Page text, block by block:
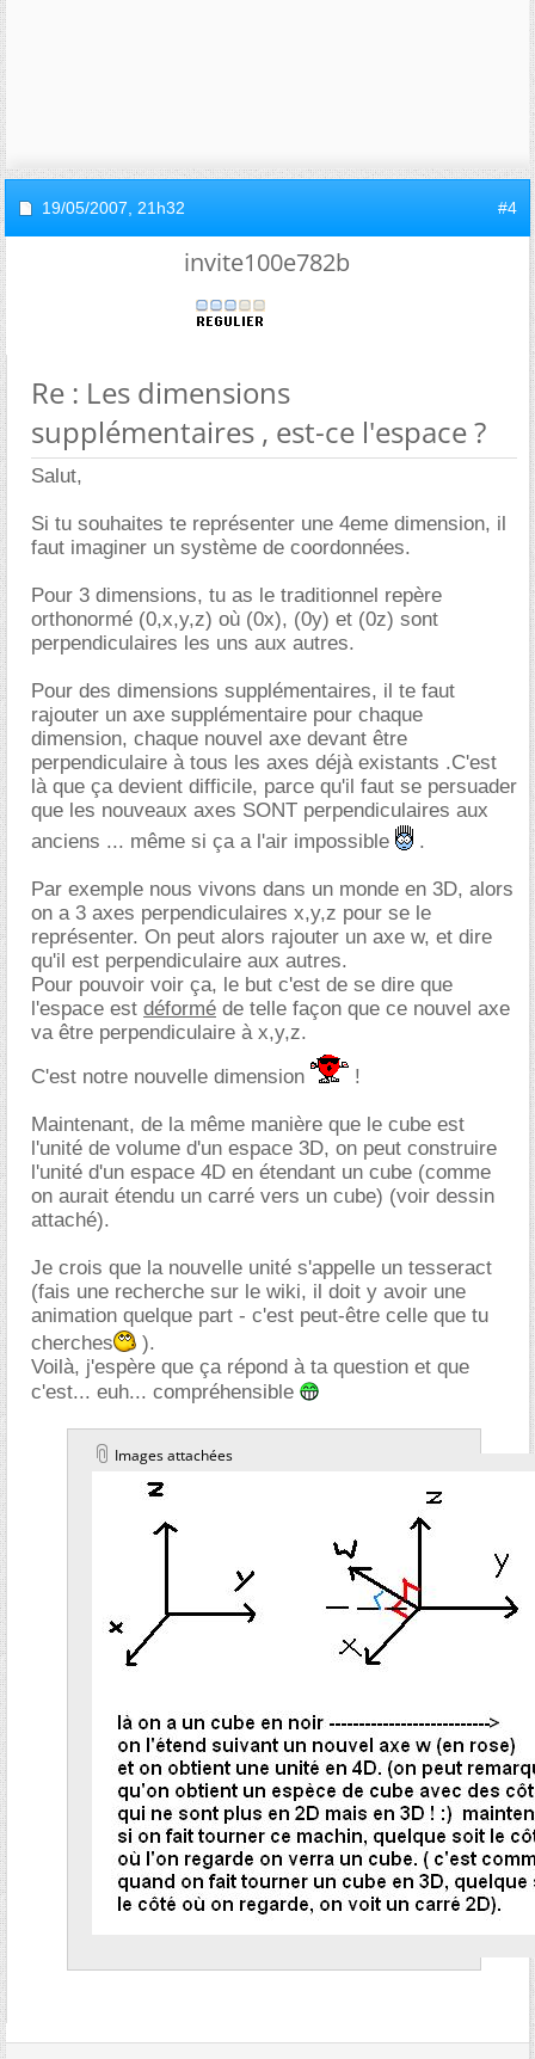
19/05/2007, 21h32 #4
invite100e782b
Re : Les dimensions
supplémentaires , est-ce l'espace ?
Salut,
Si tu souhaites te représenter une 4eme dimension, il
faut imaginer un système de coordonnées.
Pour 3 dimensions, tu as le traditionnel repère
orthonormé (0,x,y,z) où (0x), (0y) et (0z) sont
perpendiculaires les uns aux autres.
Pour des dimensions supplémentaires, il te faut
rajouter un axe supplémentaire pour chaque
dimension, chaque nouvel axe devant être
perpendiculaire à tous les axes déjà existants .C'est
là que ça devient difficile, parce qu'il faut se persuader
que les nouveaux axes SONT perpendiculaires aux
anciens ... même si ça a l'air impossible
.
Par exemple nous vivons dans un monde en 3D, alors
on a 3 axes perpendiculaires x,y,z pour se le
représenter. On peut alors rajouter un axe w, et dire
qu'il est perpendiculaire aux autres.
Pour pouvoir voir ça, le but c'est de se dire que
l'espace est déformé de telle façon que ce nouvel axe
va être perpendiculaire à x,y,z.
C'est notre nouvelle dimension
!
Maintenant, de la même manière que le cube est
l'unité de volume d'un espace 3D, on peut construire
l'unité d'un espace 4D en étendant un cube (comme
on aurait étendu un carré vers un cube) (voir dessin
attaché).
Je crois que la nouvelle unité s'appelle un tesseract
(fais une recherche sur le wiki, il doit y avoir une
animation quelque part - c'est peut-être celle que tu
cherches
).
Voilà, j'espère que ça répond à ta question et que
c'est... euh... compréhensible
Images attachées